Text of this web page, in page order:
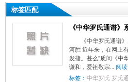
标签匹配
《中华罗氏通谱》
《中华罗氏通谱
河胜 近年来，在网上
发指。甚么“质问《中
谦和，爱祖敬宗... 阅
标签： 中华罗氏 罗氏